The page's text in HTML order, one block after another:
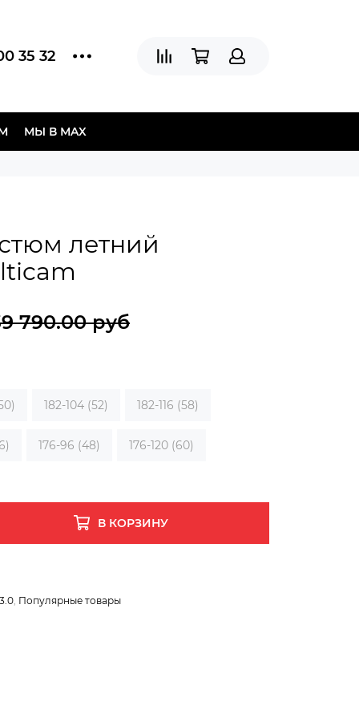
35 32
МЫ В МAX
летний
790.00 руб
182-104 (52) 182-116 (58)
176-96 (48) 176-120 (60)
В КОРЗИНУ
Популярные товары